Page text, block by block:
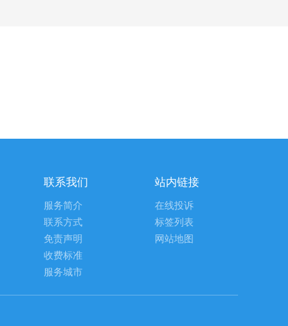
联系我们
服务简介
联系方式
免责声明
收费标准
服务城市
站内链接
在线投诉
标签列表
网站地图